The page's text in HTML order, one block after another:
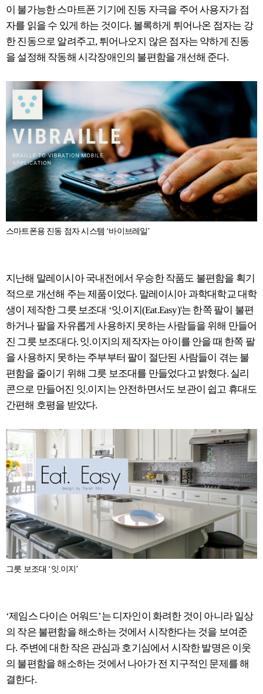
이 불가능한 스마트폰 기기에 진동 자극을 주어 사용자가 점
자를 읽을 수 있게 하는 것이다. 볼록하게 튀어나온 점자는 강
한 진동으로 알려주고, 튀어나오지 않은 점자는 약하게 진동
을 설정해 작동해 시각장애인의 불편함을 개선해 준다.
스마트폰용 진동 점자 시스템 ‘바이브레일’
지난해 말레이시아 국내전에서 우승한 작품도 불편함을 획기
적으로 개선해 주는 제품이었다. 말레이시아 과학대학교 대학
생이 제작한 그릇 보조대 ‘잇.이지(Eat.Easy)'는 한쪽 팔이 불편
하거나 팔을 자유롭게 사용하지 못하는 사람들을 위해 만들어
진 그릇 보조대다. 잇.이지의 제작자는 아이를 안을 때 한쪽 팔
을 사용하지 못하는 주부부터 팔이 절단된 사람들이 겪는 불
편함을 줄이기 위해 그릇 보조대를 만들었다고 밝혔다. 실리
콘으로 만들어진 잇.이지는 안전하면서도 보관이 쉽고 휴대도
간편해 호평을 받았다.
그릇 보조대 ‘잇.이지’
‘제임스 다이슨 어워드’는 디자인이 화려한 것이 아니라 일상
의 작은 불편함을 해소하는 것에서 시작한다는 것을 보여준
다. 주변에 대한 작은 관심과 호기심에서 시작한 발명은 이웃
의 불편함을 해소하는 것에서 나아가 전 지구적인 문제를 해
결한다.